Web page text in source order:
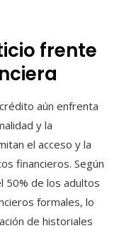
frente
aún enfrenta
y la
el acceso y la
financieros. Según
50% de los adultos
formales, lo
de historiales